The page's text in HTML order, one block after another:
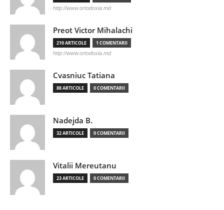
http://www.ortodoxia.md
Preot Victor Mihalachi
210 ARTICOLE 1 COMENTARII
http://www.ortodoxia.md
Cvasniuc Tatiana
88 ARTICOLE 0 COMENTARII
Nadejda B.
32 ARTICOLE 0 COMENTARII
Vitalii Mereutanu
23 ARTICOLE 0 COMENTARII